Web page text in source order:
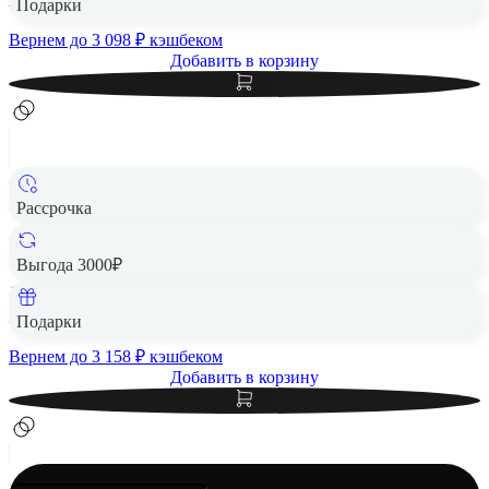
Подарки
Вернем до 3 098 ₽ кэшбеком
Добавить в корзину
Рассрочка
Выгода 3000₽
Подарки
Apple MacBook Air 13" (M5, 10C CPU, 10C GPU, 2026)
24/1Tb SSD Silver, серебристый
1 Тб
157 890 ₽
Вернем до 3 158 ₽ кэшбеком
Добавить в корзину